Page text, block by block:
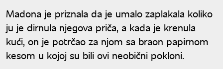
Madona je priznala da je umalo zaplakala koliko
ju je dirnula njegova priča, a kada je krenula
kući, on je potrčao za njom sa braon papirnom
kesom u kojoj su bili ovi neobični pokloni.